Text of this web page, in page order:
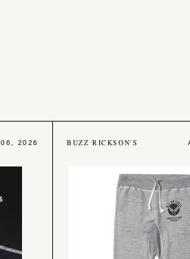
2026 BUZZ RICKSON'S